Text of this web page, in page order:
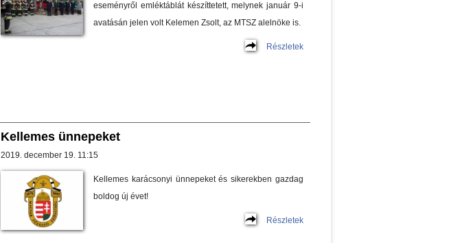
eseményről emléktáblát készíttetett, melynek január 9-i
avatásán jelen volt Kelemen Zsolt, az MTSZ alelnöke is.
Részletek
Kellemes ünnepeket
2019. december 19. 11:15
Kellemes karácsonyi ünnepeket és sikerekben gazdag
boldog új évet!
Részletek